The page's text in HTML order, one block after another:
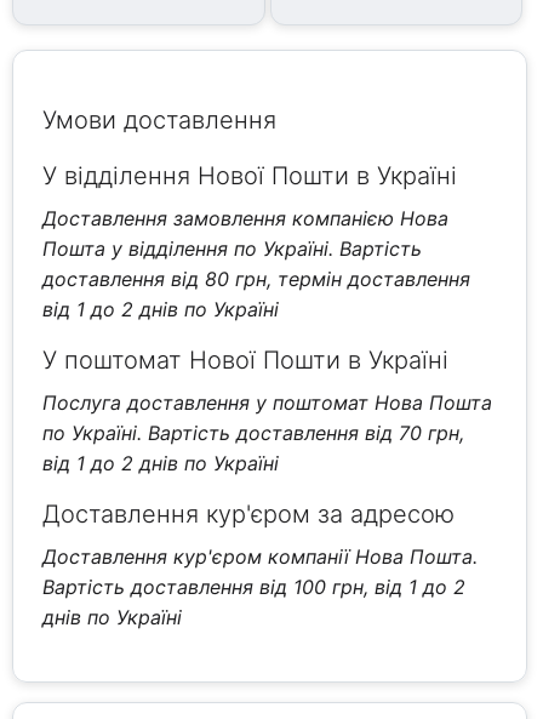
Умови доставлення
У відділення Нової Пошти в Україні
Доставлення замовлення компанією Нова
Пошта у відділення по Україні. Вартість
доставлення від 80 грн, термін доставлення
від 1 до 2 днів по Україні
У поштомат Нової Пошти в Україні
Послуга доставлення у поштомат Нова Пошта
по Україні. Вартість доставлення від 70 грн,
від 1 до 2 днів по Україні
Доставлення кур'єром за адресою
Доставлення кур'єром компанії Нова Пошта.
Вартість доставлення від 100 грн, від 1 до 2
днів по Україні